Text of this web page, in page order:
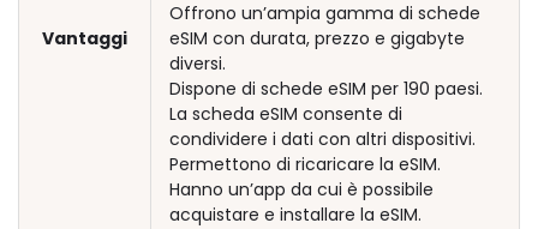
Vantaggi
Offrono un’ampia gamma di schede
eSIM con durata, prezzo e gigabyte
diversi.
Dispone di schede eSIM per 190 paesi.
La scheda eSIM consente di
condividere i dati con altri dispositivi.
Permettono di ricaricare la eSIM.
Hanno un’app da cui è possibile
acquistare e installare la eSIM.